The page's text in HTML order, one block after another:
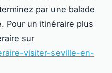
par une balade
Pour un itinéraire plus
sur
visiter-seville-en-